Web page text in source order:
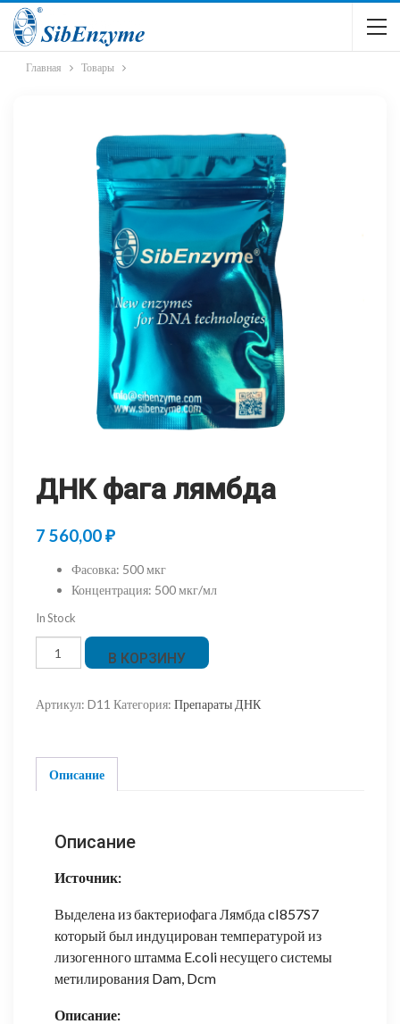
Главная Товары
ДНК фага лямбда
7 560,00₽
Фасовка: 500 мкг
Концентрация: 500 мкг/мл
In Stock
Количество
товара
фага
В КОРЗИНУ
Артикул: D11 Категория: Препараты ДНК
Описание
Описание
Источник:
Выделена из бактериофага Лямбда cI857S7
который был индуцирован температурой из
лизогенного штамма E.coli несущего системы
метилирования Dam, Dcm
Описание: